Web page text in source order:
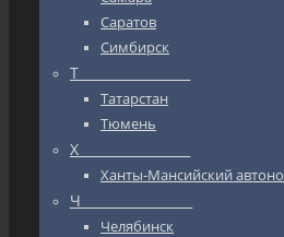
Саратов
Симбирск
Т_________________
Татарстан
Тюмень
Х_________________
Ханты-Мансийский
Ч_________________
Челябинск